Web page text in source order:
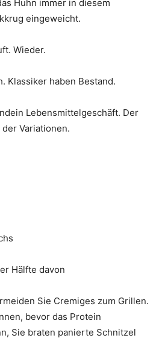
Huhn immer in diesem
eingeweicht.
Wieder.
Klassiker haben Bestand.
Lebensmittelgeschäft. Der
Variationen.
Hälfte davon
Sie Cremiges zum Grillen.
bevor das Protein
Sie braten panierte Schnitzel